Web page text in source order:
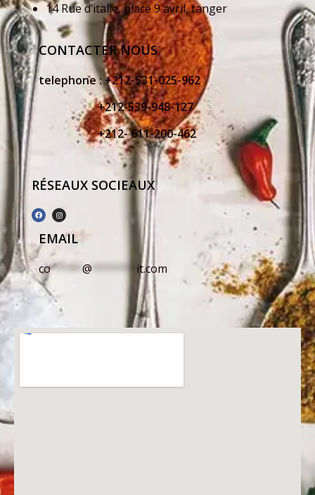
14 Rue d’italie, place 9 avril, tanger
CONTACTER NOUS
telephone :+212-531-025-962
+212-539-948-127
+212- 611-200-462
RÉSEAUX SOCIEAUX
EMAIL
co*****@ ******* it.com